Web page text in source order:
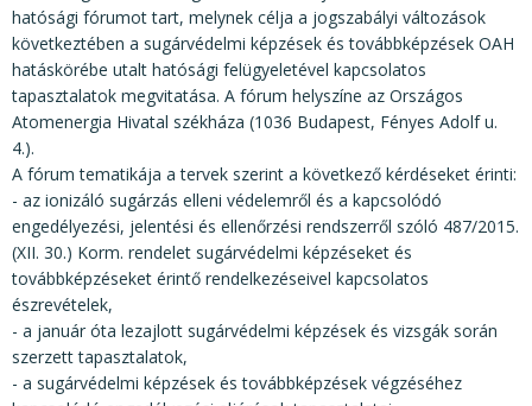
E-ÜGYINTÉZÉS
hatósági fórumot tart, melynek célja a jogszabályi változások
következtében a sugárvédelmi képzések és továbbképzések OAH
hatáskörébe utalt hatósági felügyeletével kapcsolatos
tapasztalatok megvitatása. A fórum helyszíne az Országos
Atomenergia Hivatal székháza (1036 Budapest, Fényes Adolf u.
4.).
A fórum tematikája a tervek szerint a következő kérdéseket érinti:
- az ionizáló sugárzás elleni védelemről és a kapcsolódó
engedélyezési, jelentési és ellenőrzési rendszerről szóló 487/2015.
(XII. 30.) Korm. rendelet sugárvédelmi képzéseket és
továbbképzéseket érintő rendelkezéseivel kapcsolatos
észrevételek,
- a január óta lezajlott sugárvédelmi képzések és vizsgák során
szerzett tapasztalatok,
- a sugárvédelmi képzések és továbbképzések végzéséhez